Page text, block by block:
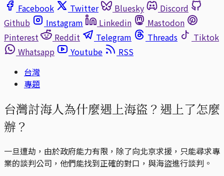
Facebook
Twitter Bluesky
Discord
Github
Instagram Linkedin
Mastodon
Pinterest
Reddit Telegram Threads
Tiktok
Whatsapp
Youtube
RSS
台灣
專題
台灣討海人為什麼遇上海盜？遇上了怎麼
辦？
一旦遭劫，由於政府能力有限，除了向北京求援，只能尋求專
業的談判公司，他們能找到正確的對口，與海盜進行談判。